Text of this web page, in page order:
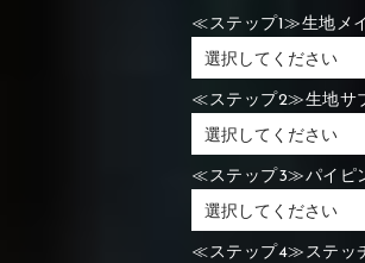
⑭Caramel
⑭Caramel
⑭Caramel
⑪Blue
⑭Pink
⑪Blue
⑭Pink
≪ステップ1≫生地メ
≪ステップ2≫生地サ
≪ステップ3≫パイピ
≪ステップ4≫ステッ